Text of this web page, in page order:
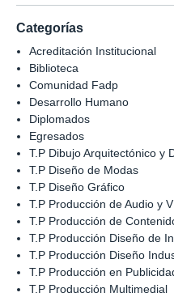
Categorías
Acreditación Institucional
Biblioteca
Comunidad Fadp
Desarrollo Humano
Diplomados
Egresados
T.P Dibujo Arquitectónico y
T.P Diseño de Modas
T.P Diseño Gráfico
T.P Producción de Audio y
T.P Producción de
T.P Producción Diseño de
T.P Producción Diseño
T.P Producción en
T.P Producción Multimedial